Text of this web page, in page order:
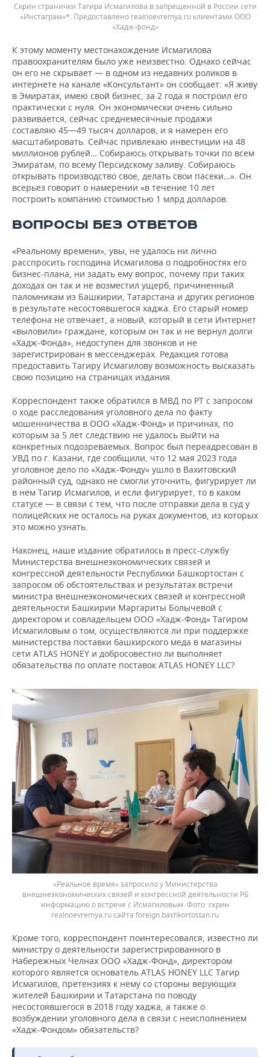
Скрин странички Тагира Исмагилова в запрещенной в России сети
«Инстаграм»*. Предоставлено realnoevremya.ru клиентами ООО
«Хадж-фонд»
К этому моменту местонахождение Исмагилова
правоохранителям было уже неизвестно. Однако сейчас
он его не скрывает — в одном из недавних роликов в
интернете на канале «Консультант» он сообщает: «Я живу
в Эмиратах, имею свой бизнес, за 2 года я построил его
практически с нуля. Он экономически очень сильно
развивается, сейчас среднемесячные продажи
составляю 45—49 тысяч долларов, и я намерен его
масштабировать. Сейчас привлекаю инвестиции на 48
миллионов рублей… Собираюсь открывать точки по всем
Эмиратам, по всему Персидскому заливу. Собираюсь
открывать производство свое, делать свои пасеки…». Он
всерьез говорит о намерении «в течение 10 лет
построить компанию стоимостью 1 млрд долларов.
ВОПРОСЫ БЕЗ ОТВЕТОВ
«Реальному времени», увы, не удалось ни лично
расспросить господина Исмагилова о подробностях его
бизнес-плана, ни задать ему вопрос, почему при таких
доходах он так и не возместил ущерб, причиненный
паломникам из Башкирии, Татарстана и других регионов
в результате несостоявшегося хаджа. Его старый номер
телефона не отвечает, а новый, который в сети Интернет
«выловили» граждане, которым он так и не вернул долги
«Хадж-Фонда», недоступен для звонков и не
зарегистрирован в мессенджерах. Редакция готова
предоставить Тагиру Исмагилову возможность высказать
свою позицию на страницах издания.
Корреспондент также обратился в МВД по РТ с запросом
о ходе расследования уголовного дела по факту
мошенничества в ООО «Хадж-Фонд» и причинах, по
которым за 5 лет следствию не удалось выйти на
конкретных подозреваемых. Вопрос был переадресован в
УВД по г. Казани, где сообщили, что 12 мая 2023 года
уголовное дело по «Хадж-Фонду» ушло в Вахитовский
районный суд, однако не смогли уточнить, фигурирует ли
в нем Тагир Исмагилов, и если фигурирует, то в каком
статусе — в связи с тем, что после отправки дела в суд у
полицейских не осталось на руках документов, из которых
это можно узнать.
Наконец, наше издание обратилось в пресс-службу
Министерства внешнеэкономических связей и
конгрессной деятельности Республики Башкортостан с
запросом об обстоятельствах и результатах встречи
министра внешнеэкономических связей и конгрессной
деятельности Башкирии Маргариты Болычевой с
директором и совладельцем ООО «Хадж-Фонд» Тагиром
Исмагиловым о том, осуществляются ли при поддержке
министерства поставки башкирского меда в магазины
сети ATLAS HONEY и добросовестно ли выполняет
обязательства по оплате поставок ATLAS HONEY LLC?
«Реальное время» запросило у Министерства
внешнеэкономических связей и конгрессной деятельности РБ
информацию о встрече с Исмагиловым. Фото: скрин
realnoevremya.ru сайта foreign.bashkortostan.ru
Кроме того, корреспондент поинтересовался, известно ли
министру о деятельности зарегистрированного в
Набережных Челнах ООО «Хадж-Фонд», директором
которого является основатель ATLAS HONEY LLC Тагир
Исмагилов, претензиях к нему со стороны верующих
жителей Башкирии и Татарстана по поводу
несостоявшегося в 2018 году хаджа, а также о
возбуждении уголовного дела в связи с неисполнением
«Хадж-Фондом» обязательств?